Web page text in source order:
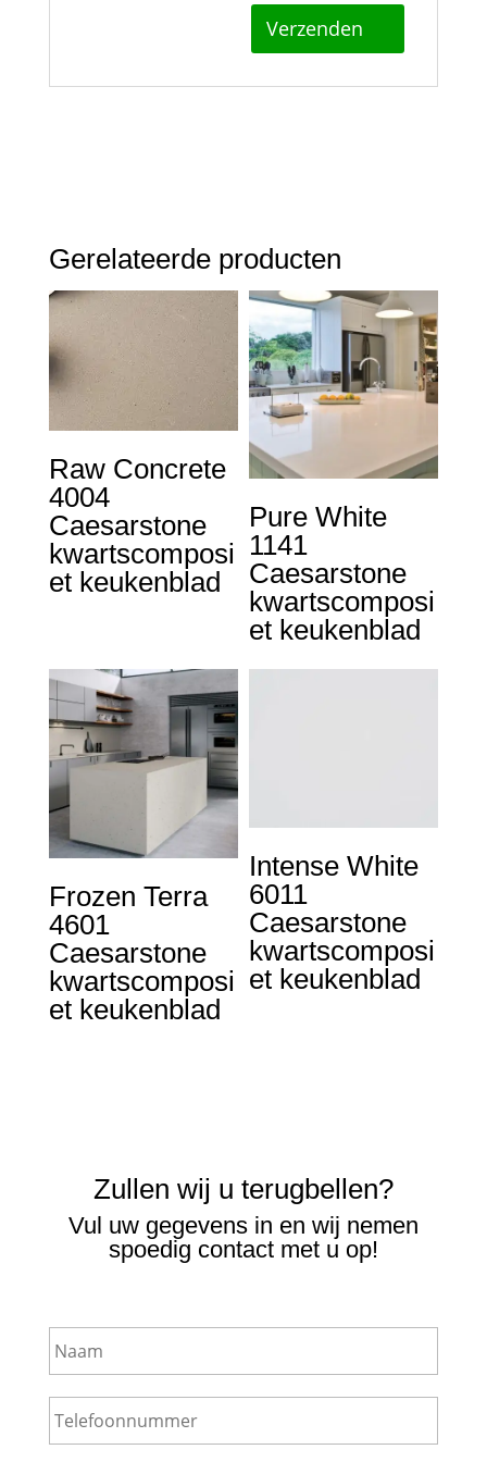
Gerelateerde producten
Raw Concrete
4004
Caesarstone
kwartscomposi
et keukenblad
Pure White
1141
Caesarstone
kwartscomposi
et keukenblad
Frozen Terra
4601
Caesarstone
kwartscomposi
et keukenblad
Intense White
6011
Caesarstone
kwartscomposi
et keukenblad
Zullen wij u terugbellen?
Vul uw gegevens in en wij nemen
spoedig contact met u op!
N
a
a
T
e
l